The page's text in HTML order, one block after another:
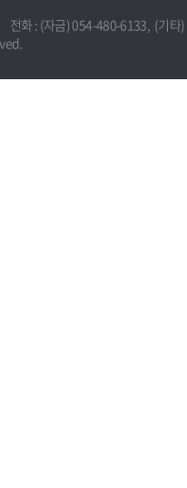
전화 : (자금) 054-480-6133, (기타